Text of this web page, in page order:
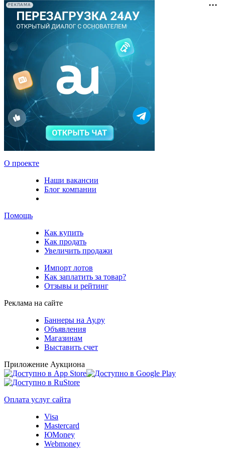
РЕКЛАМА
О проекте
Наши вакансии
Блог компании
Помощь
Как купить
Как продать
Увеличить продажи
Импорт лотов
Как заплатить за товар?
Отзывы и рейтинг
Реклама на сайте
Баннеры на Ау.ру
Объявления
Магазинам
Выставить счет
Приложение Аукциона
Оплата услуг сайта
Visa
Mastercard
ЮMoney
Webmoney